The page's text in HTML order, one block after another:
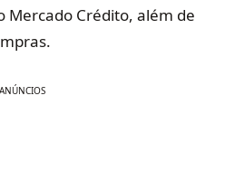
Mercado Crédito, além de
ANÚNCIOS